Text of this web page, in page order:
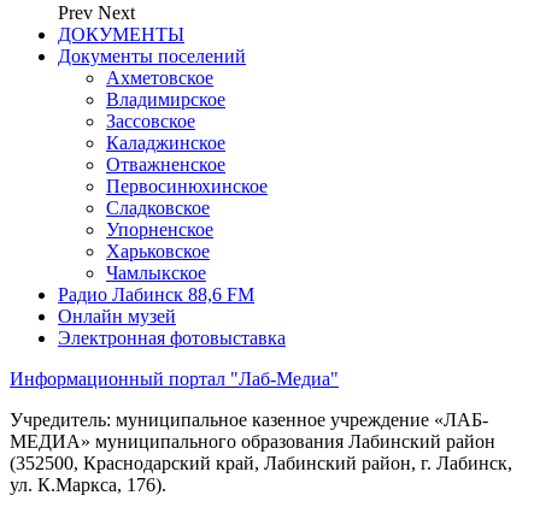
Prev Next
ДОКУМЕНТЫ
Документы поселений
Ахметовское
Владимирское
Зассовское
Каладжинское
Отважненское
Первосинюхинское
Сладковское
Упорненское
Харьковское
Чамлыкское
Радио Лабинск 88,6 FM
Онлайн музей
Электронная фотовыставка
Информационный портал "Лаб-Медиа"
Учредитель: муниципальное казенное учреждение «ЛАБ-
МЕДИА» муниципального образования Лабинский район
(352500, Краснодарский край, Лабинский район, г. Лабинск,
ул. К.Маркса, 176).